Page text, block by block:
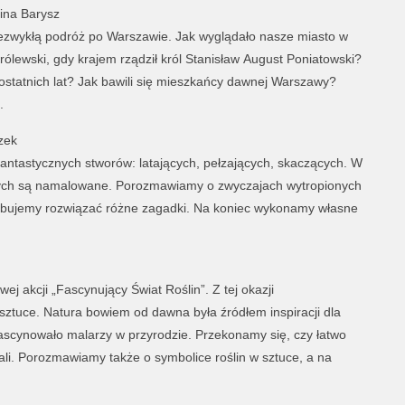
Barysz
podróż po Warszawie. Jak wyglądało nasze miasto w
gdy krajem rządził król Stanisław August Poniatowski?
lat? Jak bawili się mieszkańcy dawnej Warszawy?
stworów: latających, pełzających, skaczących. W
są namalowane. Porozmawiamy o zwyczajach wytropionych
rozwiązać różne zagadki. Na koniec wykonamy własne
akcji „Fascynujący Świat Roślin”. Z tej okazji
Natura bowiem od dawna była źródłem inspiracji dla
malarzy w przyrodzie. Przekonamy się, czy łatwo
Porozmawiamy także o symbolice roślin w sztuce, a na